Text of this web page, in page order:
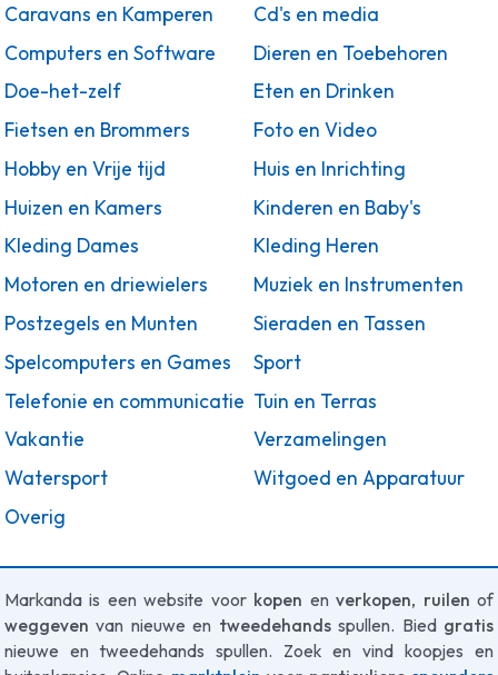
Caravans en Kamperen
Cd's en media
Computers en Software
Dieren en Toebehoren
Doe-het-zelf
Eten en Drinken
Fietsen en Brommers
Foto en Video
Hobby en Vrije tijd
Huis en Inrichting
Huizen en Kamers
Kinderen en Baby's
Kleding Dames
Kleding Heren
Motoren en driewielers
Muziek en Instrumenten
Postzegels en Munten
Sieraden en Tassen
Spelcomputers en Games
Sport
Telefonie en communicatie Tuin en Terras
Vakantie
Verzamelingen
Watersport
Witgoed en Apparatuur
Overig
Markanda is een website voor kopen enverkopen, ruilen of
weggeven van nieuwe en tweedehandsspullen. Bied gratis
nieuwe en tweedehands spullen. Zoek en vind koopjes en